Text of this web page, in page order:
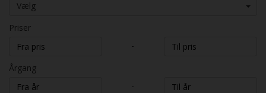
Vælg
Priser
-
Årgang
-